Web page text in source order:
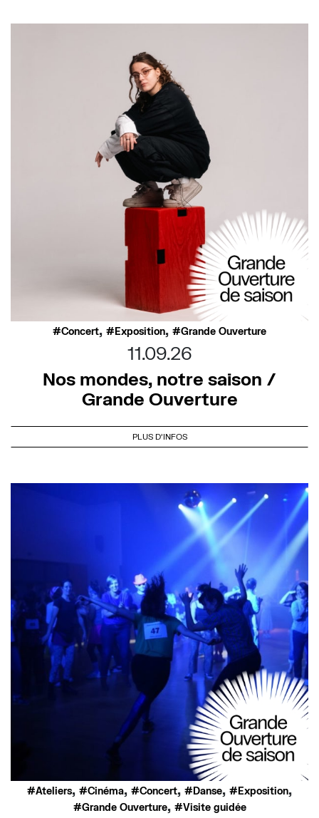
Concert, Exposition, Grande Ouverture
11.09.26
Nos mondes, notre saison /
Grande Ouverture
PLUS D'INFOS
Ateliers, Cinéma, Concert, Danse, Exposition,
Grande Ouverture, Visite guidée